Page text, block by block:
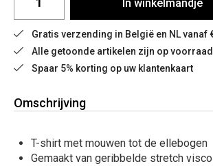
In winkelmandje
Gratis verzending in België en NL vanaf
Alle getoonde artikelen zijn op voorraad
Spaar 5% korting op uw klantenkaart
Omschrijving
T-shirt met mouwen tot de ellebogen
Gemaakt van geribbelde stretch